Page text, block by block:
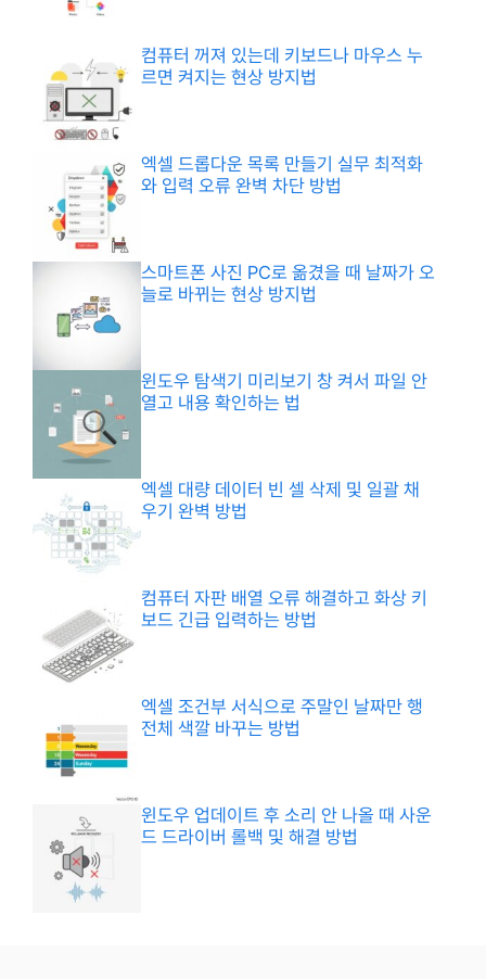
컴퓨터 꺼져 있는데 키보드나 마우스 누
르면 켜지는 현상 방지법
엑셀 드롭다운 목록 만들기 실무 최적화
와 입력 오류 완벽 차단 방법
스마트폰 사진 PC로 옮겼을 때 날짜가 오
늘로 바뀌는 현상 방지법
윈도우 탐색기 미리보기 창 켜서 파일 안
열고 내용 확인하는 법
엑셀 대량 데이터 빈 셀 삭제 및 일괄 채
우기 완벽 방법
컴퓨터 자판 배열 오류 해결하고 화상 키
보드 긴급 입력하는 방법
엑셀 조건부 서식으로 주말인 날짜만 행
전체 색깔 바꾸는 방법
윈도우 업데이트 후 소리 안 나올 때 사운
드 드라이버 롤백 및 해결 방법